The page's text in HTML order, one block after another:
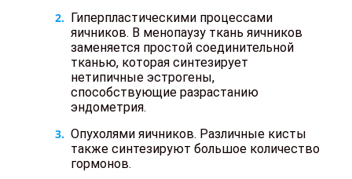
Гиперпластическими процессами
яичников. В менопаузу ткань яичников
заменяется простой соединительной
тканью, которая синтезирует
нетипичные эстрогены,
способствующие разрастанию
эндометрия.
Опухолями яичников. Различные кисты
также синтезируют большое количество
гормонов.